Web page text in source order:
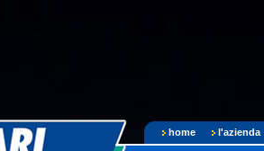
home l'azienda